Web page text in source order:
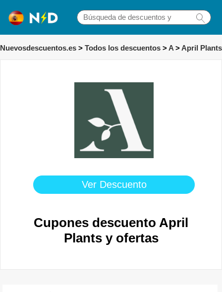
Nuevosdescuentos.es > Todos los descuentos > A > April Plants
Ver Descuento
Cupones descuento April
Plants y ofertas